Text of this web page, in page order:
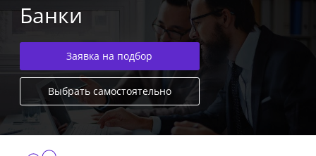
Банки
Заявка на подбор
Выбрать самостоятельно